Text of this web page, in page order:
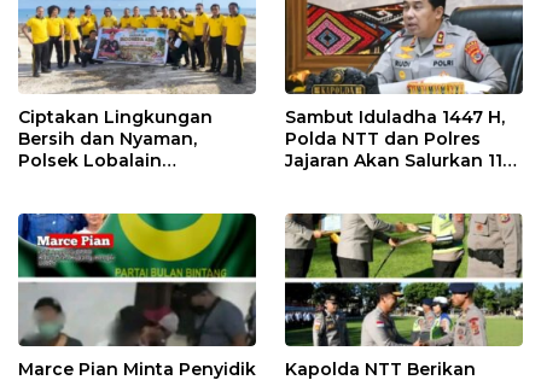
Ciptakan Lingkungan
Bersih dan Nyaman,
Polsek Lobalain
Sambut Iduladha 1447 H,
Polda NTT dan Polres
Jajaran Akan Salurkan 115
Marce Pian Minta Penyidik Kapolda NTT Berikan